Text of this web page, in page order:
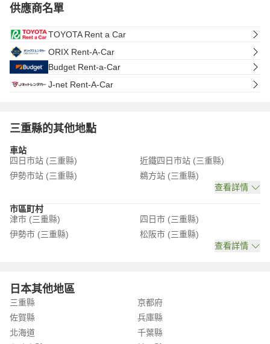
供應商名單
TOYOTA Rent a Car
ORIX Rent-A-Car
Budget Rent-a-Car
J-net Rent-A-Car
三重縣的其他地點
車站
四日市站 (三重縣)
近鐵四日市站 (三重縣)
伊勢市站 (三重縣)
鵜方站 (三重縣)
查看詳情
市區町村
津市 (三重縣)
四日市 (三重縣)
伊勢市 (三重縣)
松阪市 (三重縣)
查看詳情
日本其他地區
三重縣
京都府
佐賀縣
兵庫縣
北海道
千葉縣